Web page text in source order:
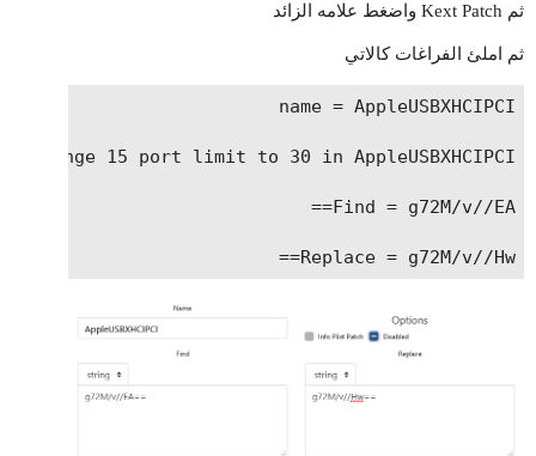
ثم Kext Patch واضغط علامه الزائد
ثم املئ الفراغات كالاتي
Replace = g72M/v//Hw==